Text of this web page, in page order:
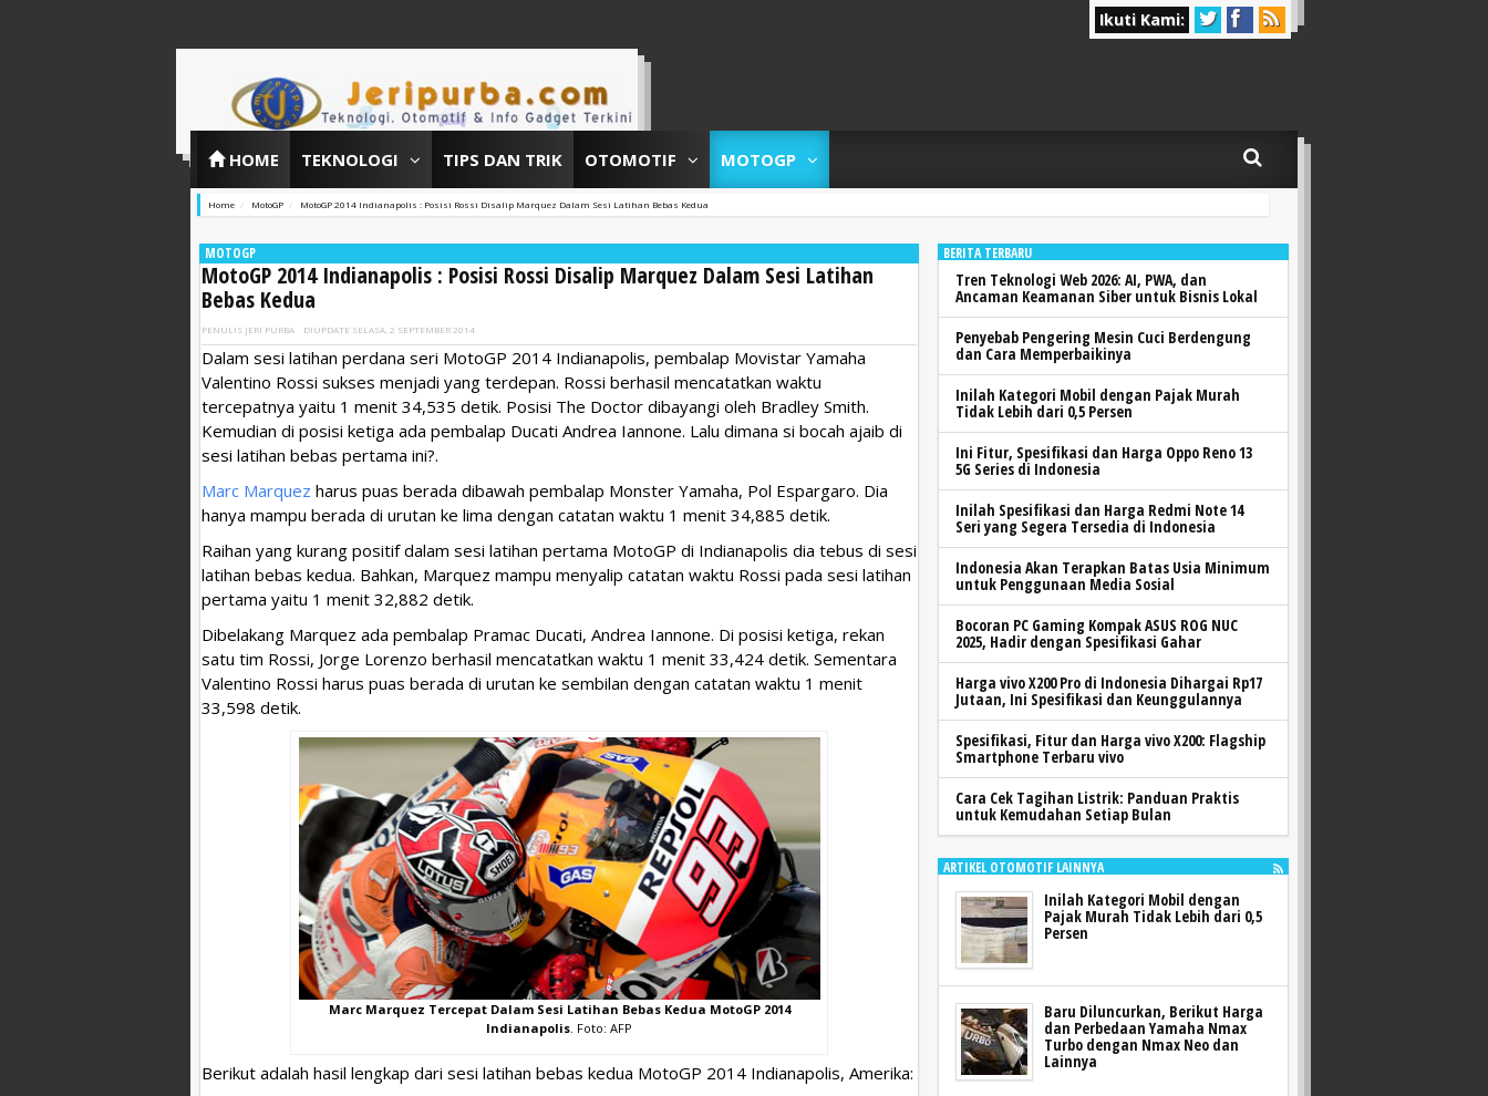
Ikuti Kami:
HOME TEKNOLOGI TIPS DAN TRIK OTOMOTIF MOTOGP
Home MotoGP MotoGP 2014 Indianapolis : Posisi Rossi Disalip Marquez Dalam Sesi Latihan Bebas Kedua
MOTOGP
MotoGP 2014 Indianapolis : Posisi Rossi Disalip Marquez Dalam Sesi Latihan
Bebas Kedua
PENULIS JERI PURBA DIUPDATE SELASA, 2 SEPTEMBER 2014
Dalam sesi latihan perdana seri MotoGP 2014 Indianapolis, pembalap Movistar Yamaha
Valentino Rossi sukses menjadi yang terdepan. Rossi berhasil mencatatkan waktu
tercepatnya yaitu 1 menit 34,535 detik. Posisi The Doctor dibayangi oleh Bradley Smith.
Kemudian di posisi ketiga ada pembalap Ducati Andrea Iannone. Lalu dimana si bocah ajaib di
sesi latihan bebas pertama ini?.
Marc Marquez harus puas berada dibawah pembalap Monster Yamaha, Pol Espargaro. Dia
hanya mampu berada di urutan ke lima dengan catatan waktu 1 menit 34,885 detik.
Raihan yang kurang positif dalam sesi latihan pertama MotoGP di Indianapolis dia tebus di sesi
latihan bebas kedua. Bahkan, Marquez mampu menyalip catatan waktu Rossi pada sesi latihan
pertama yaitu 1 menit 32,882 detik.
Dibelakang Marquez ada pembalap Pramac Ducati, Andrea Iannone. Di posisi ketiga, rekan
satu tim Rossi, Jorge Lorenzo berhasil mencatatkan waktu 1 menit 33,424 detik. Sementara
Valentino Rossi harus puas berada di urutan ke sembilan dengan catatan waktu 1 menit
33,598 detik.
Marc Marquez Tercepat Dalam Sesi Latihan Bebas Kedua MotoGP 2014
Indianapolis. Foto: AFP
Berikut adalah hasil lengkap dari sesi latihan bebas kedua MotoGP 2014 Indianapolis, Amerika:
BERITA TERBARU
Tren Teknologi Web 2026: AI, PWA, dan
Ancaman Keamanan Siber untuk Bisnis Lokal
Penyebab Pengering Mesin Cuci Berdengung
dan Cara Memperbaikinya
Inilah Kategori Mobil dengan Pajak Murah
Tidak Lebih dari 0,5 Persen
Ini Fitur, Spesifikasi dan Harga Oppo Reno 13
5G Series di Indonesia
Inilah Spesifikasi dan Harga Redmi Note 14
Seri yang Segera Tersedia di Indonesia
Indonesia Akan Terapkan Batas Usia Minimum
untuk Penggunaan Media Sosial
Bocoran PC Gaming Kompak ASUS ROG NUC
2025, Hadir dengan Spesifikasi Gahar
Harga vivo X200 Pro di Indonesia Dihargai Rp17
Jutaan, Ini Spesifikasi dan Keunggulannya
Spesifikasi, Fitur dan Harga vivo X200: Flagship
Smartphone Terbaru vivo
Cara Cek Tagihan Listrik: Panduan Praktis
untuk Kemudahan Setiap Bulan
ARTIKEL OTOMOTIF LAINNYA
Inilah Kategori Mobil dengan
Pajak Murah Tidak Lebih dari 0,5
Persen
Baru Diluncurkan, Berikut Harga
dan Perbedaan Yamaha Nmax
Turbo dengan Nmax Neo dan
Lainnya